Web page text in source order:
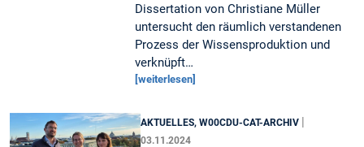
Dissertation von Christiane Müller
untersucht den räumlich verstandenen
Prozess der Wissensproduktion und
verknüpft…
[weiterlesen]
AKTUELLES, W00CDU-CAT-ARCHIV |
03.11.2024